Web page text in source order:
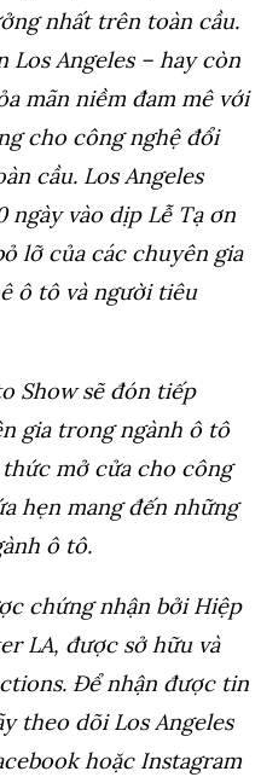
nhất trên toàn cầu.
Los Angeles – hay còn
mãn niềm đam mê với
cho công nghệ đổi
cầu. Los Angeles
ngày vào dịp Lễ Tạ ơn
lỡ của các chuyên gia
ô tô và người tiêu
Show sẽ đón tiếp
gia trong ngành ô tô
thức mở cửa cho công
hẹn mang đến những
ô tô.
chứng nhận bởi Hiệp
LA, được sở hữu và
Để nhận được tin
theo dõi Los Angeles
hoặc Instagram